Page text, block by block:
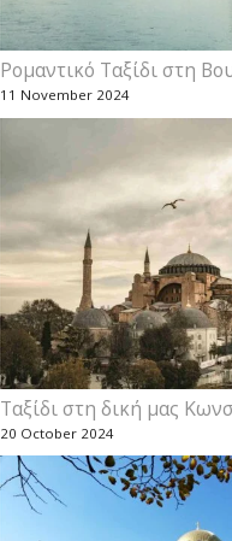
Ρομαντικό Ταξίδι στη
11 November 2024
Ταξίδι στη δική μας
20 October 2024